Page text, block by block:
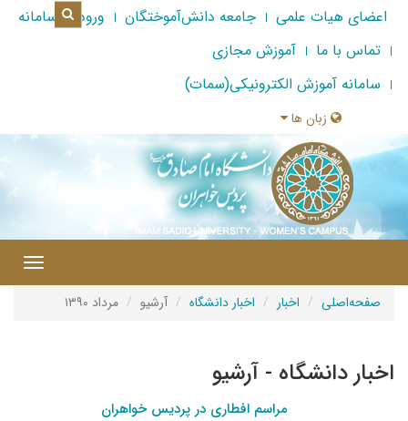
اعضای هیات علمی جامعه دانش‌آموختگان
ورود به سامانه
تماس با ما
آموزش مجازی
سامانه آموزش الکترونیکی(سمات)
زبان ها
صفحه‌اصلی اخبار اخبار دانشگاه آرشیو مرداد ۱۳۹۰
اخبار دانشگاه - آرشیو
مراسم افطاری در پردیس خواهران